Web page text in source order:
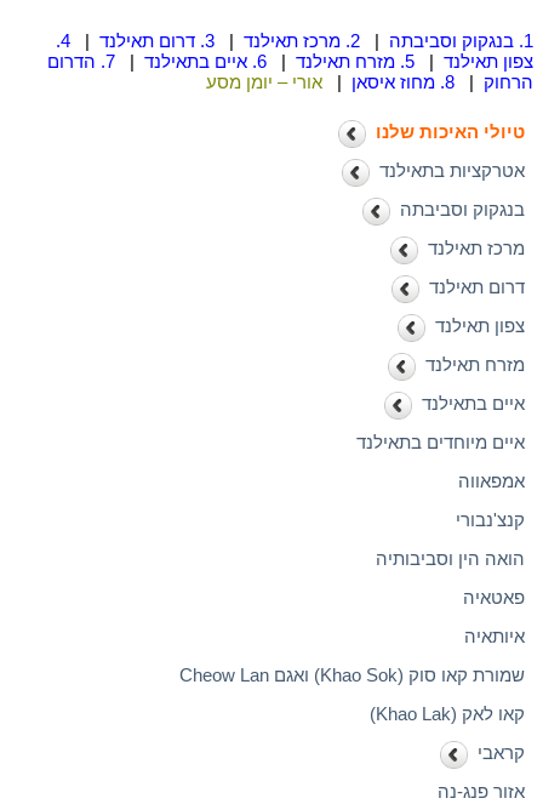
1. בנגקוק וסביבתה | 2. מרכז תאילנד | 3. דרום תאילנד |
4.
צפון תאילנד | 5. מזרח תאילנד | 6. איים בתאילנד |
7. הדרום
הרחוק | 8. מחוז איסאן | אורי – יומן מסע
טיולי האיכות שלנו
אטרקציות בתאילנד
בנגקוק וסביבתה
מרכז תאילנד
דרום תאילנד
צפון תאילנד
מזרח תאילנד
איים בתאילנד
איים מיוחדים בתאילנד
אמפאווה
קנצ'נבורי
הואה הין וסביבותיה
פאטאיה
איותאיה
שמורת קאו סוק (Khao Sok) ואגם Cheow Lan
קאו לאק (Khao Lak)
קראבי
אזור פנג-נה